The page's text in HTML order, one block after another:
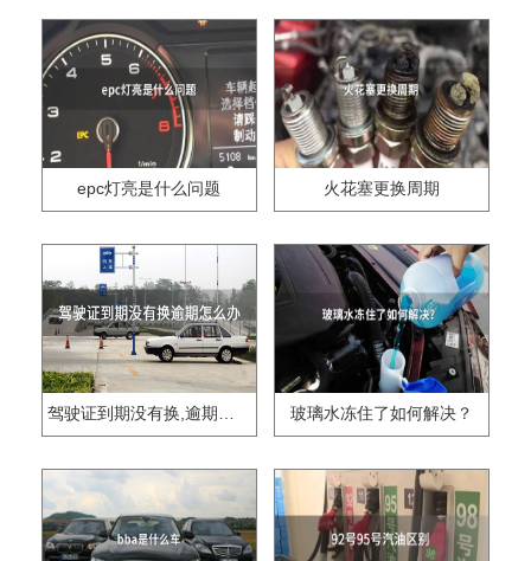
epc灯亮是什么问题 火花塞更换周期
驾驶证到期没有换,逾期怎么办?? 玻璃水冻住了如何解决？